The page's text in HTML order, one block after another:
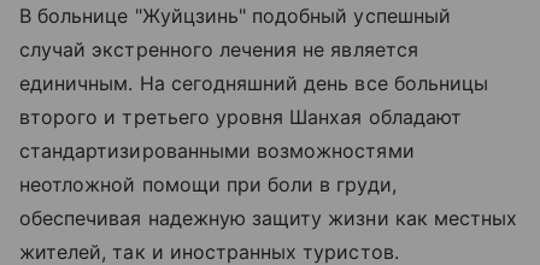
В больнице "Жуйцзинь" подобный успешный
случай экстренного лечения не является
единичным. На сегодняшний день все больницы
второго и третьего уровня Шанхая обладают
стандартизированными возможностями
неотложной помощи при боли в груди,
обеспечивая надежную защиту жизни как местных
жителей, так и иностранных туристов.